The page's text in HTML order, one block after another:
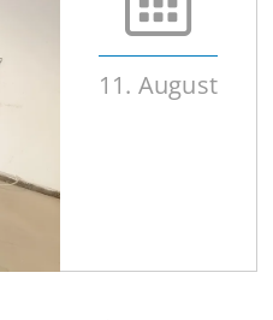
11. August